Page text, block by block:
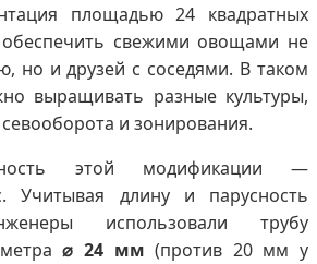
площадью 24 квадратных
обеспечить свежими овощами не
но и друзей с соседями. В таком
выращивать разные культуры,
и зонирования.
этой модификации —
Учитывая длину и парусность
использовали трубу
⌀ 24 мм (против 20 мм у